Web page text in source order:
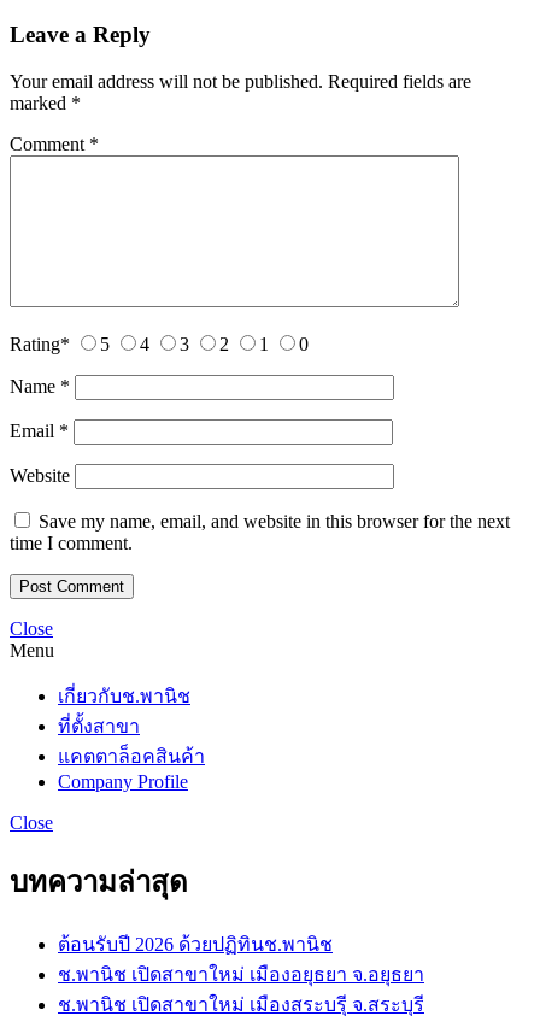
Leave a Reply
Your email address will not be published. Required fields are
marked *
Comment *
Rating* 5 4 3 2 1 0
Name *
Email *
Website
Save my name, email, and website in this browser for the next
time I comment.
Close
Menu
เกี่ยวกับช.พานิช
ที่ตั้งสาขา
แคตตาล็อคสินค้า
Company Profile
Close
บทความล่าสุด
ต้อนรับปี 2026 ด้วยปฏิทินช.พานิช
ช.พานิช เปิดสาขาใหม่ เมืองอยุธยา จ.อยุธยา
ช.พานิช เปิดสาขาใหม่ เมืองสระบรุี จ.สระบุรี